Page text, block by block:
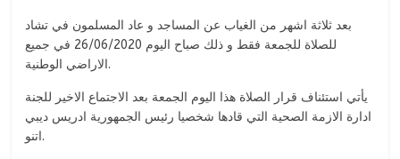
بعد ثلاثة اشهر من الغياب عن المساجد و عاد المسلمون في تشاد
للصلاة للجمعة فقط و ذلك صباح اليوم 26/06/2020 في جميع
الاراضي الوطنية.
يأتي استئناف قرار الصلاة هذا اليوم الجمعة بعد الاجتماع الاخير للجنة
ادارة الازمة الصحية التي قادها شخصيا رئيس الجمهورية ادريس ديبي
اتنو.